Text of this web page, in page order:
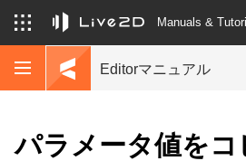
Manuals &
Editorマニュアル
パラメータ値をコ